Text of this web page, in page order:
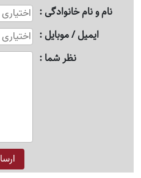
نام و نام خانوادگی
ایمیل / موبایل
نظر شما